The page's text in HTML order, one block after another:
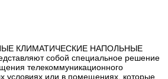
КЛИМАТИЧЕСКИЕ НАПОЛЬНЫЕ
собой специальное решение
телекоммуникационного
условиях или в помещениях, которые